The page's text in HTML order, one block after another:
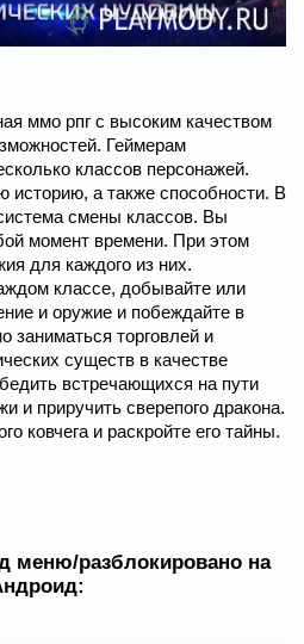
ммо рпг с высоким качеством
Геймерам
классов персонажей.
историю, а также способности. В
смены классов. Вы
момент времени. При этом
для каждого из них.
классе, добывайте или
и оружие и побеждайте в
заниматься торговлей и
существ в качестве
встречающихся на пути
и приручить сверепого дракона.
ковчега и раскройте его тайны.
меню/разблокировано на